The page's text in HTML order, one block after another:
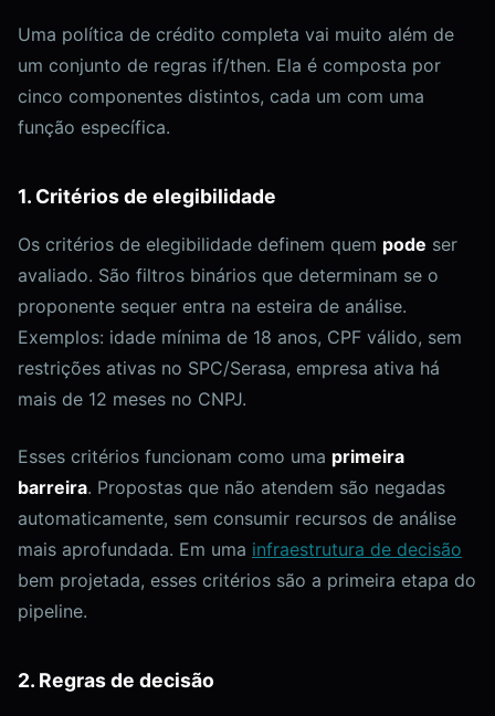
Uma política de crédito completa vai muito além de
um conjunto de regras if/then. Ela é composta por
cinco componentes distintos, cada um com uma
função específica.
1. Critérios de elegibilidade
Os critérios de elegibilidade definem quem pode ser
avaliado. São filtros binários que determinam se o
proponente sequer entra na esteira de análise.
Exemplos: idade mínima de 18 anos, CPF válido, sem
restrições ativas no SPC/Serasa, empresa ativa há
mais de 12 meses no CNPJ.
Esses critérios funcionam como uma primeira
barreira. Propostas que não atendem são negadas
automaticamente, sem consumir recursos de análise
mais aprofundada. Em uma infraestrutura de decisão
bem projetada, esses critérios são a primeira etapa do
pipeline.
2. Regras de decisão